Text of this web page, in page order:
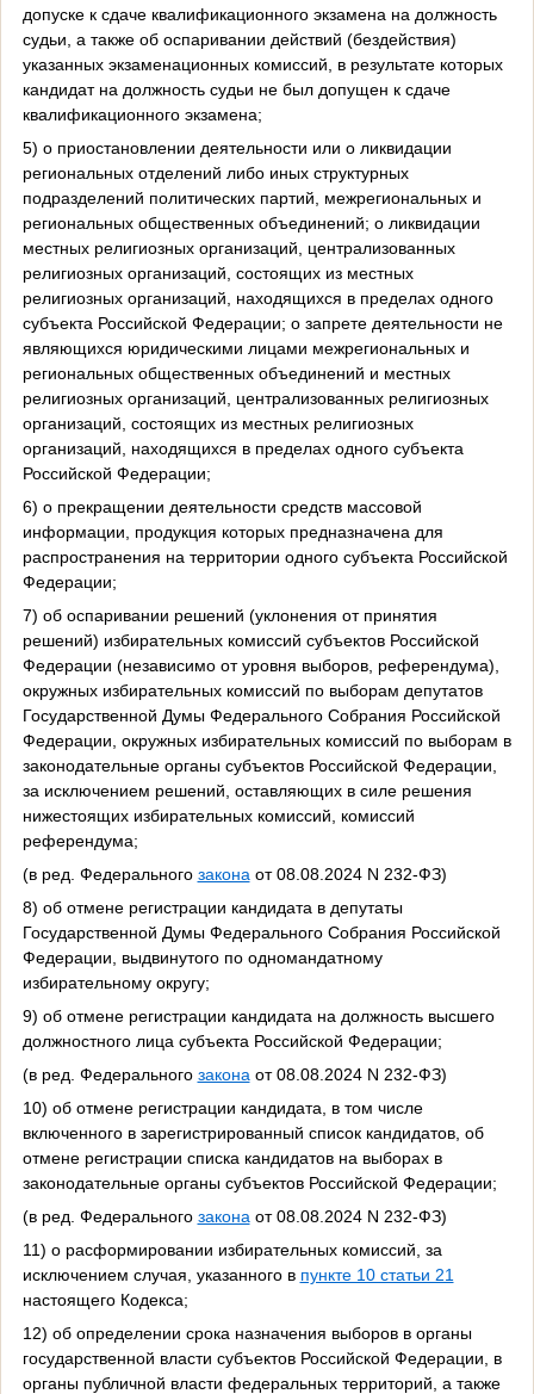
допуске к сдаче квалификационного экзамена на должность
судьи, а также об оспаривании действий (бездействия)
указанных экзаменационных комиссий, в результате которых
кандидат на должность судьи не был допущен к сдаче
квалификационного экзамена;
5) о приостановлении деятельности или о ликвидации
региональных отделений либо иных структурных
подразделений политических партий, межрегиональных и
региональных общественных объединений; о ликвидации
местных религиозных организаций, централизованных
религиозных организаций, состоящих из местных
религиозных организаций, находящихся в пределах одного
субъекта Российской Федерации; о запрете деятельности не
являющихся юридическими лицами межрегиональных и
региональных общественных объединений и местных
религиозных организаций, централизованных религиозных
организаций, состоящих из местных религиозных
организаций, находящихся в пределах одного субъекта
Российской Федерации;
6) о прекращении деятельности средств массовой
информации, продукция которых предназначена для
распространения на территории одного субъекта Российской
Федерации;
7) об оспаривании решений (уклонения от принятия
решений) избирательных комиссий субъектов Российской
Федерации (независимо от уровня выборов, референдума),
окружных избирательных комиссий по выборам депутатов
Государственной Думы Федерального Собрания Российской
Федерации, окружных избирательных комиссий по выборам в
законодательные органы субъектов Российской Федерации,
за исключением решений, оставляющих в силе решения
нижестоящих избирательных комиссий, комиссий
референдума;
(в ред. Федерального закона от 08.08.2024 N 232-ФЗ)
8) об отмене регистрации кандидата в депутаты
Государственной Думы Федерального Собрания Российской
Федерации, выдвинутого по одномандатному
избирательному округу;
9) об отмене регистрации кандидата на должность высшего
должностного лица субъекта Российской Федерации;
(в ред. Федерального закона от 08.08.2024 N 232-ФЗ)
10) об отмене регистрации кандидата, в том числе
включенного в зарегистрированный список кандидатов, об
отмене регистрации списка кандидатов на выборах в
законодательные органы субъектов Российской Федерации;
(в ред. Федерального закона от 08.08.2024 N 232-ФЗ)
11) о расформировании избирательных комиссий, за
исключением случая, указанного в пункте 10 статьи 21
настоящего Кодекса;
12) об определении срока назначения выборов в органы
государственной власти субъектов Российской Федерации, в
органы публичной власти федеральных территорий, а также